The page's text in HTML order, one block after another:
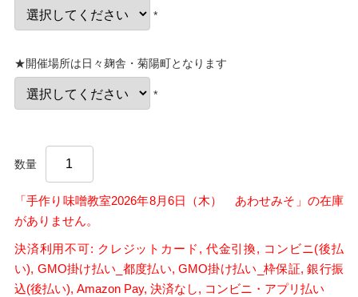
*
★開催場所は日々麹舎・菊陽町となります
*
数量
「手作り味噌教室2026年8月6日（木） あわせみそ」の在庫
がありません。
決済利用不可: クレジットカード, 代金引換, コンビニ(後払
い), GMO掛け払い_都度払い, GMO掛け払い_枠保証, 銀行振
込(後払い), Amazon Pay, 決済なし, コンビニ・アプリ払い